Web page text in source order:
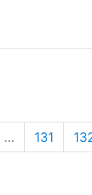
… 131